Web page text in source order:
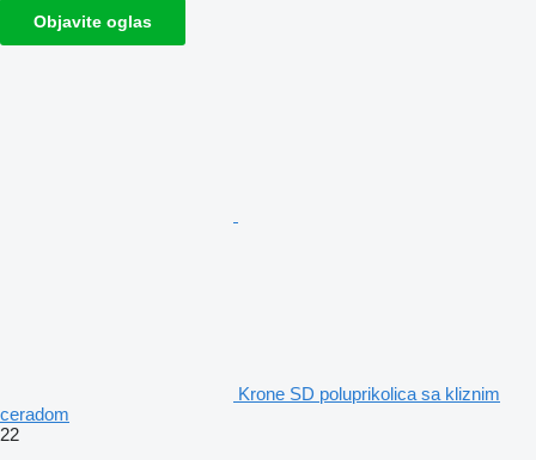
Objavite oglas
Krone SD poluprikolica sa kliznim
ceradom
22